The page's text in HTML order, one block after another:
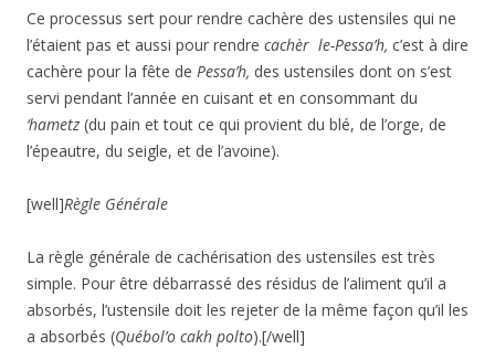
Ce processus sert pour rendre cachère des ustensiles qui ne
l’étaient pas et aussi pour rendre cachèr le-Pessa’h, c’est à dire
cachère pour la fête de Pessa’h, des ustensiles dont on s’est
servi pendant l’année en cuisant et en consommant du
‘hametz (du pain et tout ce qui provient du blé, de l’orge, de
l’épeautre, du seigle, et de l’avoine).
[well]Règle Générale
La règle générale de cachérisation des ustensiles est très
simple. Pour être débarrassé des résidus de l’aliment qu’il a
absorbés, l’ustensile doit les rejeter de la même façon qu’il les
a absorbés (Québol’o cakh polto).[/well]